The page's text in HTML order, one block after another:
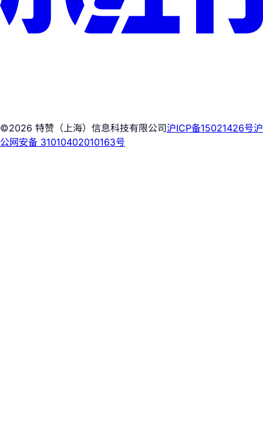
©2026 特赞（上海）信息科技有限公司沪ICP备15021426号沪
公网安备 31010402010163号